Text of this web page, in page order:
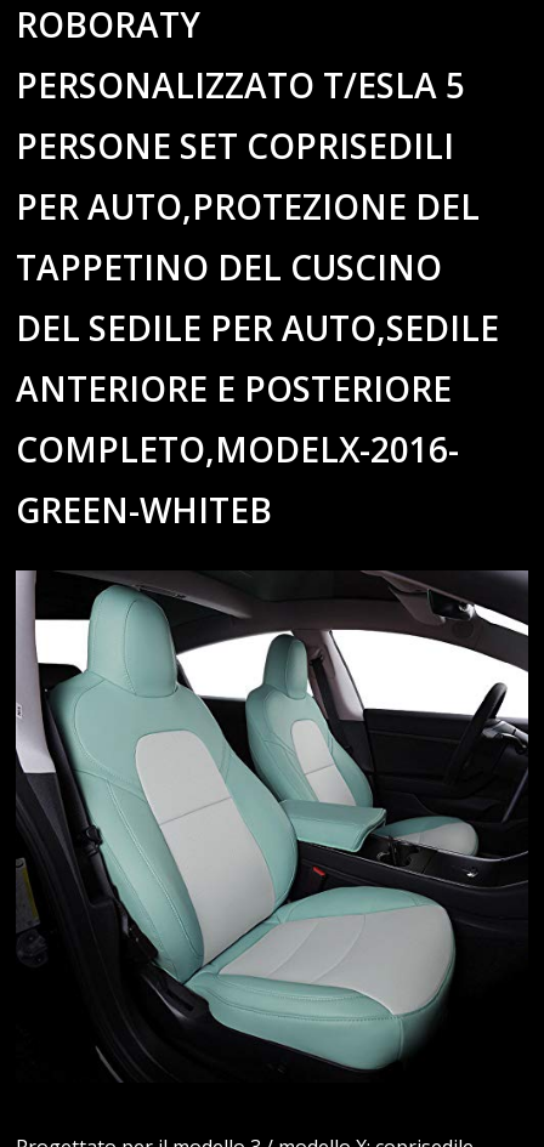
ROBORATY
PERSONALIZZATO T/ESLA 5
PERSONE SET COPRISEDILI
PER AUTO,PROTEZIONE DEL
TAPPETINO DEL CUSCINO
DEL SEDILE PER AUTO,SEDILE
ANTERIORE E POSTERIORE
COMPLETO,MODELX-2016-
GREEN-WHITEB